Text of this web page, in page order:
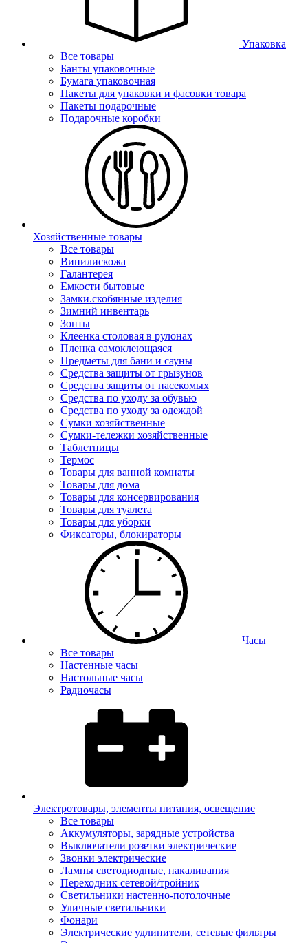
Упаковка
Все товары
Банты упаковочные
Бумага упаковочная
Пакеты для упаковки и фасовки товара
Пакеты подарочные
Подарочные коробки
Хозяйственные товары
Все товары
Винилискожа
Галантерея
Емкости бытовые
Замки.скобянные изделия
Зимний инвентарь
Зонты
Клеенка столовая в рулонах
Пленка самоклеющаяся
Предметы для бани и сауны
Средства защиты от грызунов
Средства защиты от насекомых
Средства по уходу за обувью
Средства по уходу за одеждой
Сумки хозяйственные
Сумки-тележки хозяйственные
Таблетницы
Термос
Товары для ванной комнаты
Товары для дома
Товары для консервирования
Товары для туалета
Товары для уборки
Фиксаторы, блокираторы
Часы
Все товары
Настенные часы
Настольные часы
Радиочасы
Электротовары, элементы питания, освещение
Все товары
Аккумуляторы, зарядные устройства
Выключатели розетки электрические
Звонки электрические
Лампы светодиодные, накаливания
Переходник сетевой/тройник
Светильники настенно-потолочные
Уличные светильники
Фонари
Электрические удлинители, сетевые фильтры